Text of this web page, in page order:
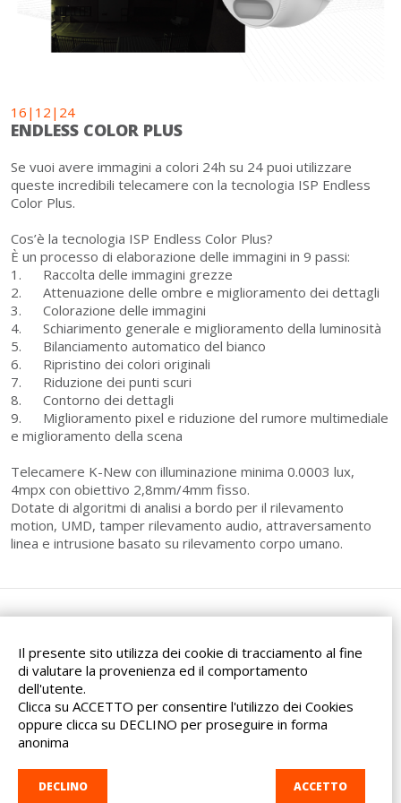
Il presente sito utilizza dei cookie di tracciamento al fine
di valutare la provenienza ed il comportamento
dell'utente.
Clicca su ACCETTO per consentire l'utilizzo dei Cookies
oppure clicca su DECLINO per proseguire in forma
anonima
DECLINO ACCETTO
16|12|24
ENDLESS COLOR PLUS
Se vuoi avere immagini a colori 24h su 24 puoi utilizzare
queste incredibili telecamere con la tecnologia ISP Endless
Color Plus.
Cos’è la tecnologia ISP Endless Color Plus?
È un processo di elaborazione delle immagini in 9 passi:
1. Raccolta delle immagini grezze
2. Attenuazione delle ombre e miglioramento dei dettagli
3. Colorazione delle immagini
4. Schiarimento generale e miglioramento della luminosità
5. Bilanciamento automatico del bianco
6. Ripristino dei colori originali
7. Riduzione dei punti scuri
8. Contorno dei dettagli
9. Miglioramento pixel e riduzione del rumore multimediale
e miglioramento della scena
Telecamere K-New con illuminazione minima 0.0003 lux,
4mpx con obiettivo 2,8mm/4mm fisso.
Dotate di algoritmi di analisi a bordo per il rilevamento
motion, UMD, tamper rilevamento audio, attraversamento
linea e intrusione basato su rilevamento corpo umano.
Via dell'Artigianato, 32F
20865 Usmate Velate (MB)
Indicazioni Stradali